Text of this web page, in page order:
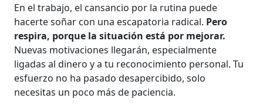
En el trabajo, el cansancio por la rutina puede
hacerte soñar con una escapatoria radical. Pero
respira, porque la situación está por mejorar.
Nuevas motivaciones llegarán, especialmente
ligadas al dinero y a tu reconocimiento personal. Tu
esfuerzo no ha pasado desapercibido, solo
necesitas un poco más de paciencia.